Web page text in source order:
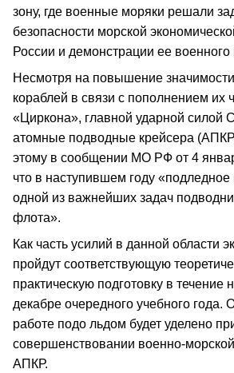
зону, где военные моряки решали
безопасности морской
России и демонстрации ее военного
Несмотря на повышение
кораблей в связи с пополнением их
«Циркона», главной ударной силой
атомные подводные крейсера
этому в сообщении МО РФ от 4
что в наступившем году «подледное
одной из важнейших задач
флота».
Как часть усилий в данной области
пройдут соответствующую
практическую подготовку в течение
декабре очередного учебного года.
работе подо льдом будет уделено
совершенствовании военно-
АПКР.